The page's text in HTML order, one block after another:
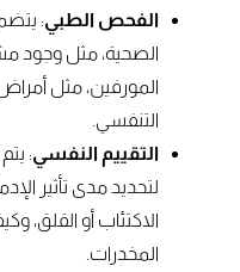
الفحص الطبي :
الصحية، مثل وجود
المورفين، مثل أمراض
التنفسي.
التقييم النفسي :
لتحديد مدى تأثير
الاكتئاب أو القلق،
المخدرات.